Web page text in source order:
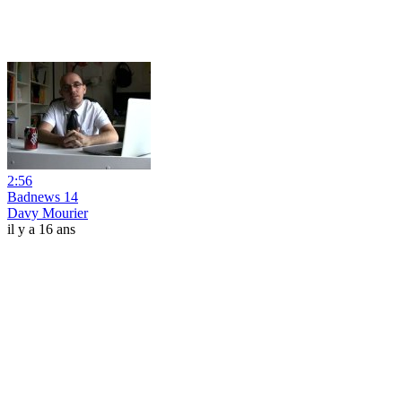
2:56
Badnews 14
Davy Mourier
il y a 16 ans